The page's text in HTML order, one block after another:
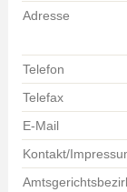
Adresse
Telefon
Telefax
E-Mail
Kontakt/